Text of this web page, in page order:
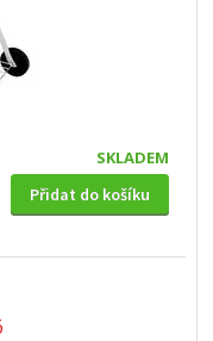
SKLADEM
Přidat do košíku